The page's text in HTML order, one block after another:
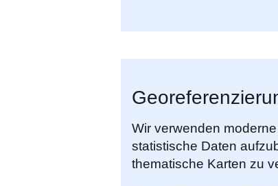
Wir verwenden
statistische Daten
thematische Karten zu